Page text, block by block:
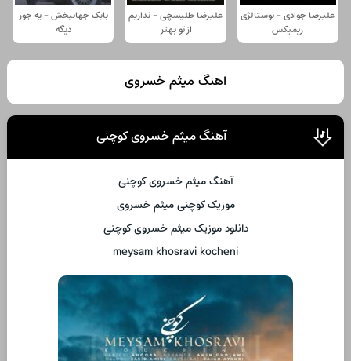
علیرضا جوادی - نوستالژی
ریمیکس
علیرضا طلیسچی - نداریم
از تو بهتر
بابک جهانبخش - یه جور
دیگه
اهنگ میثم خسروی
آهنگ میثم خسروی کوچنی
آهنگ میثم خسروی کوچنی
موزیک کوچنی میثم خسروی
دانلود موزیک میثم خسروی کوچنی
meysam khosravi kocheni